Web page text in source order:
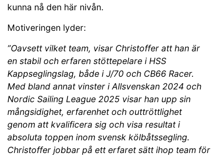
kunna nå den här nivån.
Motiveringen lyder:
”Oavsett vilket team, visar Christoffer att han är
en stabil och erfaren stöttepelare i HSS
Kappseglingslag, både i J/70 och CB66 Racer.
Med bland annat vinster i Allsvenskan 2024 och
Nordic Sailing League 2025 visar han upp sin
mångsidighet, erfarenhet och outtröttlighet
genom att kvalificera sig och visa resultat i
absoluta toppen inom svensk kölbåtssegling.
Christoffer jobbar på ett erfaret sätt ihop team för